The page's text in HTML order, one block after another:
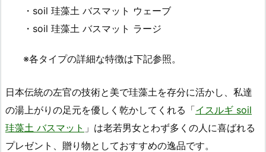
・soil 珪藻土 バスマット ウェーブ
・soil 珪藻土 バスマット ラージ
※各タイプの詳細な特徴は下記参照。
日本伝統の左官の技術と美で珪藻土を存分に活かし、私達
の湯上がりの足元を優しく乾かしてくれる「イスルギ soil
珪藻土 バスマット 」は老若男女とわず多くの人に喜ばれる
プレゼント、贈り物としておすすめの逸品です。